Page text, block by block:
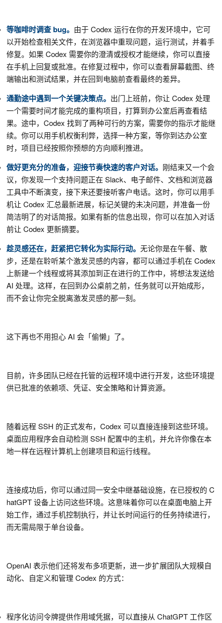
等咖啡时调查 bug。 由于 Codex 运行在你的开发环境中，它可
以开始检查相关文件，在浏览器中重现问题，运行测试，并着手
修复。如果 Codex 需要你的澄清或授权才能继续，你可以直接
在手机上回复或批准。在修复过程中，你可以查看屏幕截图、终
端输出和测试结果，并在回到电脑前查看最终的差异。
通勤途中遇到一个关键决策点。 出门上班前，你让 Codex 处理
一个需要时间才能完成的重构项目，打算到办公室后再查看结
果。途中，Codex 找到了两种可行的方案，需要你的指示才能继
续。你可以用手机权衡利弊，选择一种方案，等你到达办公室
时，项目已经按照你预想的方向顺利推进。
做好更充分的准备，迎接节奏快速的客户对话。 刚结束又一个会
议，你发现一个支持问题正在 Slack、电子邮件、文档和浏览器
工具中不断演变，接下来还要接听客户电话。这时，你可以用手
机让 Codex 汇总最新进展，标记关键的未决问题，并准备一份
简洁明了的对话简报。如果有新的信息出现，你可以在加入对话
前让 Codex 更新摘要。
趁灵感还在，赶紧把它转化为实际行动。 无论你是在午餐、散
步，还是在聆听某个激发灵感的内容，都可以通过手机在 Codex
上新建一个线程或将其添加到正在进行的工作中，将想法发送给
AI 处理。这样，在回到办公桌前之前，任务就可以开始成形，
而不会让你完全脱离激发灵感的那一刻。
这下再也不用担心 AI 会「偷懒」了。
目前，许多团队已经在托管的远程环境中进行开发，这些环境提
供已批准的依赖项、凭证、安全策略和计算资源。
随着远程 SSH 的正式发布，Codex 可以直接连接到这些环境。
桌面应用程序会自动检测 SSH 配置中的主机，并允许你像在本
地一样在远程计算机上创建项目和运行线程。
连接成功后，你可以通过同一安全中继基础设施，在已授权的 C
hatGPT 设备上访问这些环境。这意味着你可以在桌面电脑上开
始工作，通过手机控制执行，并让长时间运行的任务持续进行，
而无需局限于单台设备。
OpenAI 表示他们还将发布多项更新，进一步扩展团队大规模自
动化、自定义和管理 Codex 的方式：
程序化访问令牌提供作用域凭据，可以直接从 ChatGPT 工作区